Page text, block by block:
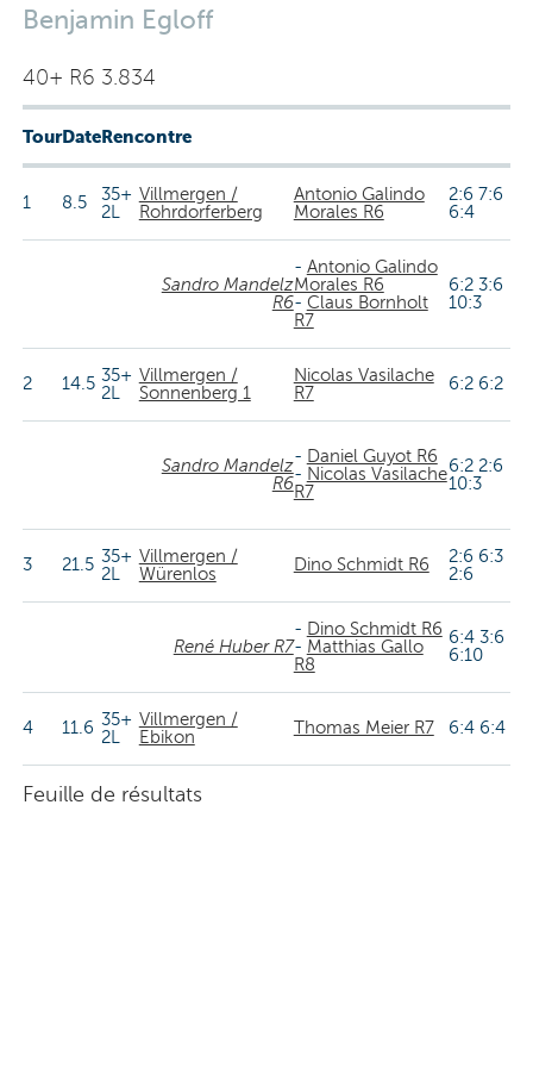
Benjamin Egloff
40+ R6 3.834
TourDateRencontre
1 8.5
35+
2L
Villmergen /
Rohrdorferberg
Antonio Galindo
Morales R6
2:6 7:6
6:4
Sandro Mandelz
R6
- Antonio Galindo
Morales R6
- Claus Bornholt
R7
6:2 3:6
10:3
2 14.5 35+
2L
Villmergen /
Sonnenberg 1
Nicolas Vasilache
R7
6:2 6:2
Sandro Mandelz
R6
- Daniel Guyot R6
- Nicolas Vasilache
R7
6:2 2:6
10:3
3 21.5 35+
2L
Villmergen /
Würenlos
Dino Schmidt R6
2:6 6:3
2:6
René Huber R7
- Dino Schmidt R6
- Matthias Gallo
R8
6:4 3:6
6:10
4 11.6 35+
2L
Villmergen /
Ebikon
Thomas Meier R7 6:4 6:4
Feuille de résultats